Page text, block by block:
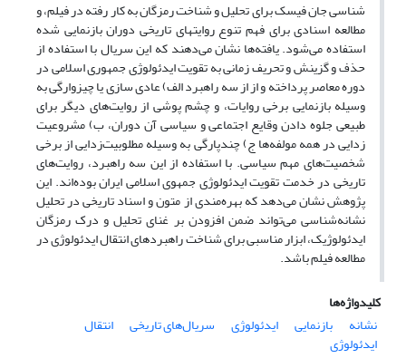
شناسی جان فیسک برای تحلیل و شناخت رمزگان به کار رفته در فیلم، و
مطالعه اسنادی برای فهم تنوع روایتهای تاریخی دوران بازنمایی شده
استفاده می‌شود. یافته‌ها نشان می‌دهند که این سریال با استفاده از
حذف و گزینش و تحریف زمانی به تقویت ایدئولوژی جمهوری اسلامی در
دوره معاصر پرداخته و از از سه راهبرد الف) عادی سازی یا چیزوارگی به
وسیله بازنمایی برخی روایات، و چشم پوشی از روایت‌های دیگر برای
طبیعی جلوه دادن وقایع اجتماعی و سیاسی آن دوران، ب) مشروعیت
زدایی در همه مولفه‌ها ج) چندپارگی به وسیله مطلوبیت‌زدایی از برخی
شخصیت‌های مهم سیاسی. با استفاده از این سه راهبرد، روایت‌های
تاریخی در خدمت تقویت ایدئولوژی جمهوی اسلامی ایران بوده‌اند. این
پژوهش نشان می‌دهد که بهره‌مندی از متون و اسناد تاریخی در تحلیل
نشانه‌شناسی می‌تواند ضمن افزودن بر غنای تحلیل و درک رمزگان
ایدئولوژیک، ابزار مناسبی برای شناخت راهبردهای انتقال ایدئولوژی در
مطالعه فیلم باشد.
کلیدواژه‌ها
نشانه
بازنمایی ایدئولوژی سریال‌های تاریخی انتقال
ایدئولوژی